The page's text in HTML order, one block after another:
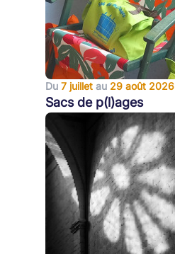
Du 7 juillet au 29 août 2026
Sacs de p(l)ages